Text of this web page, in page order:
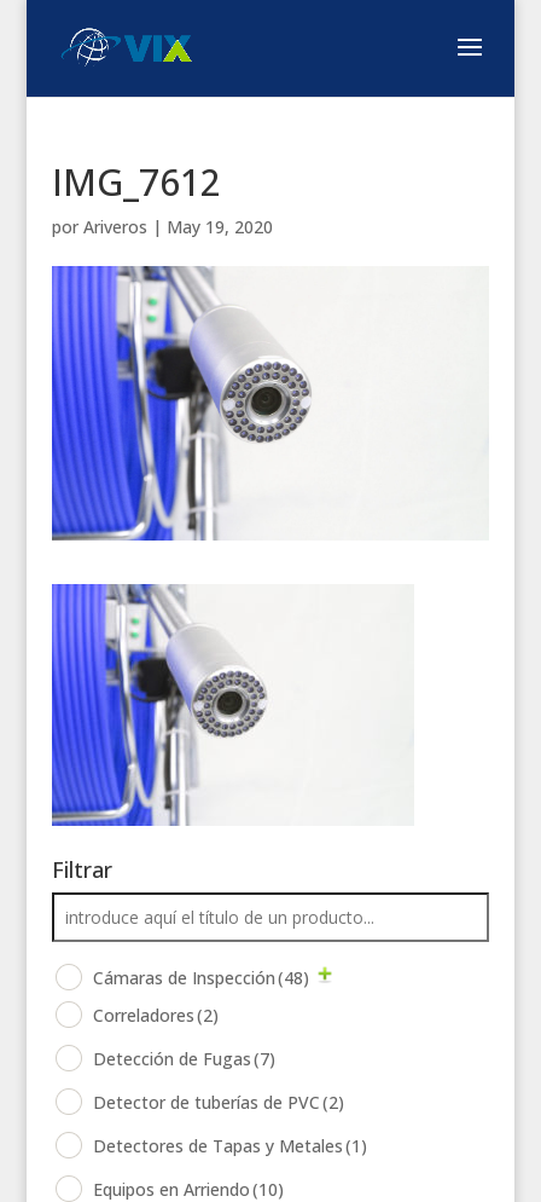
IMG_7612
por Ariveros | May 19, 2020
Filtrar
Cámaras de Inspección(48)
Correladores(2)
Detección de Fugas(7)
Detector de tuberías de PVC(2)
Detectores de Tapas y Metales(1)
Equipos en Arriendo(10)